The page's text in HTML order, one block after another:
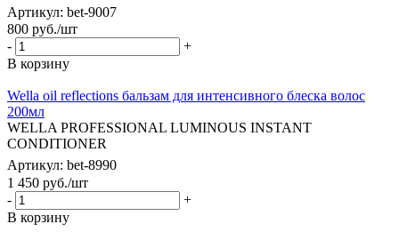
Артикул: bet-9007
800 руб./шт
-
+
В корзину
Wella oil reflections бальзам для интенсивного блеска волос
200мл
WELLA PROFESSIONAL LUMINOUS INSTANT
CONDITIONER
Артикул: bet-8990
1 450 руб./шт
-
+
В корзину